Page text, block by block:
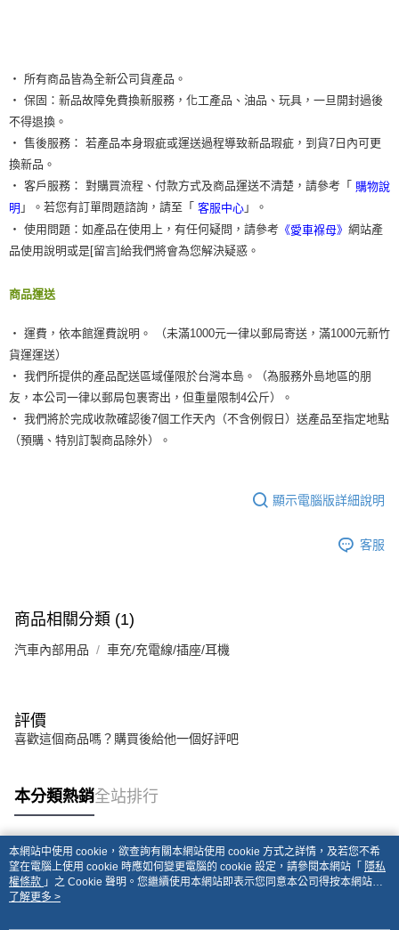
‧ 所有商品皆為全新公司貨產品。
‧ 保固：新品故障免費換新服務，化工產品、油品、玩具，一旦開封過後
不得退換。
‧ 售後服務： 若產品本身瑕疵或運送過程導致新品瑕疵，到貨7日內可更
換新品。
‧ 客戶服務： 對購買流程、付款方式及商品運送不清楚，請參考「 購物說
明 」。若您有訂單問題諮詢，請至「 客服中心 」。
‧ 使用問題：如產品在使用上，有任何疑問，請參考 《愛車褓母》 網站產
品使用說明或是[留言]給我們將會為您解決疑惑。
商品運送
‧ 運費，依本館運費說明。 （未滿1000元一律以郵局寄送，滿1000元新竹
貨運運送）
‧ 我們所提供的產品配送區域僅限於台灣本島。（為服務外島地區的朋
友，本公司一律以郵局包裹寄出，但重量限制4公斤）。
‧ 我們將於完成收款確認後7個工作天內（不含例假日）送產品至指定地點
（預購、特別訂製商品除外）。
顯示電腦版詳細說明
客服
商品相關分類 (1)
汽車內部用品 車充/充電線/插座/耳機
評價
喜歡這個商品嗎？購買後給他一個好評吧
本分類熱銷全站排行
熱門標籤
本網站中使用 cookie，欲查詢有關本網站使用 cookie 方式之詳情，及若您不希
望在電腦上使用 cookie 時應如何變更電腦的 cookie 設定，請參閱本網站「 隱私
權條款 」之 Cookie 聲明。您繼續使用本網站即表示您同意本公司得按本網站使
用條款之 Cookie 聲明使用 cookie。
了解更多 >